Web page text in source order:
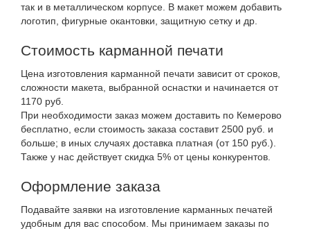
так и в металлическом корпусе. В макет можем добавить
логотип, фигурные окантовки, защитную сетку и др.
Стоимость карманной печати
Цена изготовления карманной печати зависит от сроков,
сложности макета, выбранной оснастки и начинается от
1170 руб.
При необходимости заказ можем доставить по Кемерово
бесплатно, если стоимость заказа составит 2500 руб. и
больше; в иных случаях доставка платная (от 150 руб.).
Также у нас действует скидка 5% от цены конкурентов.
Оформление заказа
Подавайте заявки на изготовление карманных печатей
удобным для вас способом. Мы принимаем заказы по